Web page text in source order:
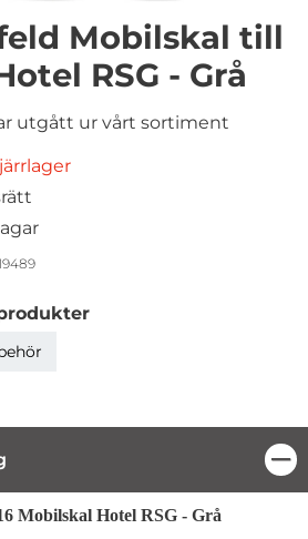
Mobilskal till
RSG - Grå
utgått ur vårt sortiment
Mobilskal Hotel RSG - Grå